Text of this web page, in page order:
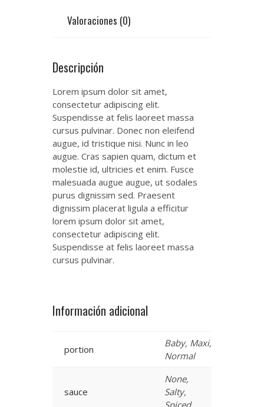
Valoraciones (0)
Descripción
Lorem ipsum dolor sit amet,
consectetur adipiscing elit.
Suspendisse at felis laoreet massa
cursus pulvinar. Donec non eleifend
augue, id tristique nisi. Nunc in leo
augue. Cras sapien quam, dictum et
molestie id, ultricies et enim. Fusce
malesuada augue augue, ut sodales
purus dignissim sed. Praesent
dignissim placerat ligula a efficitur
lorem ipsum dolor sit amet,
consectetur adipiscing elit.
Suspendisse at felis laoreet massa
cursus pulvinar.
Información adicional
portion
Baby, Maxi,
Normal
sauce
None,
Salty,
Spiced